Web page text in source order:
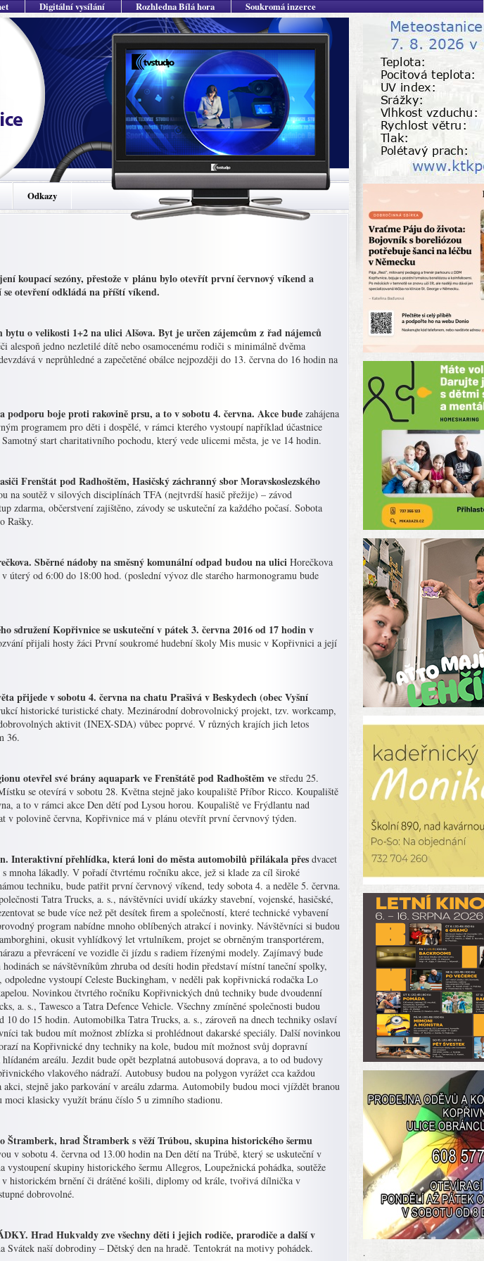
Digitální vysílání Rozhledna Bílá hora Soukromá inzerce
Odkazy
koupací sezóny, přestože v plánu bylo otevřít první červnový víkend a
otevření odkládá na příští víkend.
o velikosti 1+2 na ulici Alšova. Byt je určen zájemcům z řad nájemců
alespoň jedno nezletilé dítě nebo osamocenému rodiči s minimálně dvěma
v neprůhledné a zapečetěné obálce nejpozději do 13. června do 16 hodin na
podporu boje proti rakovině prsu, a to v sobotu 4. června. Akce bude zahájena
programem pro děti i dospělé, v rámci kterého vystoupí například účastnice
Samotný start charitativního pochodu, který vede ulicemi města, je ve 14 hodin.
Frenštát pod Radhoštěm, Hasičský záchranný sbor Moravskoslezského
na soutěž v silových disciplínách TFA (nejtvrdší hasič přežije) – závod
zdarma, občerstvení zajištěno, závody se uskuteční za každého počasí. Sobota
Rašky.
Sběrné nádoby na směsný komunální odpad budou na ulici Horečkova
úterý od 6:00 do 18:00 hod. (poslední vývoz dle starého harmonogramu bude
sdružení Kopřivnice se uskuteční v pátek 3. června 2016 od 17 hodin v
přijali hosty žáci První soukromé hudební školy Mis music v Kopřivnici a její
přijede v sobotu 4. června na chatu Prašivá v Beskydech (obec Vyšní
historické turistické chaty. Mezinárodní dobrovolnický projekt, tzv. workcamp,
aktivit (INEX-SDA) vůbec poprvé. V různých krajích jich letos
36.
otevřel své brány aquapark ve Frenštátě pod Radhoštěm ve středu 25.
se otevírá v sobotu 28. Května stejně jako koupaliště Příbor Ricco. Koupaliště
a to v rámci akce Den dětí pod Lysou horou. Koupaliště ve Frýdlantu nad
v polovině června, Kopřivnice má v plánu otevřít první červnový týden.
Interaktivní přehlídka, která loni do města automobilů přilákala přes dvacet
mnoha lákadly. V pořadí čtvrtému ročníku akce, jež si klade za cíl široké
techniku, bude patřit první červnový víkend, tedy sobota 4. a neděle 5. června.
Tatra Trucks, a. s., návštěvníci uvidí ukázky stavební, vojenské, hasičské,
se bude více než pět desítek firem a společností, které technické vybavení
program nabídne mnoho oblíbených atrakcí i novinky. Návštěvníci si budou
okusit vyhlídkový let vrtulníkem, projet se obrněným transportérem,
a převrácení ve vozidle či jízdu s radiem řízenými modely. Zajímavý bude
se návštěvníkům zhruba od desíti hodin představí místní taneční spolky,
odpoledne vystoupí Celeste Buckingham, v neděli pak kopřivnická rodačka Lo
Novinkou čtvrtého ročníku Kopřivnických dnů techniky bude dvoudenní
a. s., Tawesco a Tatra Defence Vehicle. Všechny zmíněné společnosti budou
10 do 15 hodin. Automobilka Tatra Trucks, a. s., zároveň na dnech techniky oslaví
tak budou mít možnost zblízka si prohlédnout dakarské speciály. Další novinkou
na Kopřivnické dny techniky na kole, budou mít možnost svůj dopravní
areálu. Jezdit bude opět bezplatná autobusová doprava, a to od budovy
vlakového nádraží. Autobusy budou na polygon vyrážet cca každou
akci, stejně jako parkování v areálu zdarma. Automobily budou moci vjíždět branou
moci klasicky využít bránu číslo 5 u zimního stadionu.
Štramberk, hrad Štramberk s věží Trúbou, skupina historického šermu
v sobotu 4. června od 13.00 hodin na Den dětí na Trúbě, který se uskuteční v
vystoupení skupiny historického šermu Allegros, Loupežnická pohádka, soutěže
v historickém brnění či drátěné košili, diplomy od krále, tvořivá dílnička v
dobrovolné.
Hrad Hukvaldy zve všechny děti i jejich rodiče, prarodiče a další v
Svátek naší dobrodiny – Dětský den na hradě. Tentokrát na motivy pohádek. .